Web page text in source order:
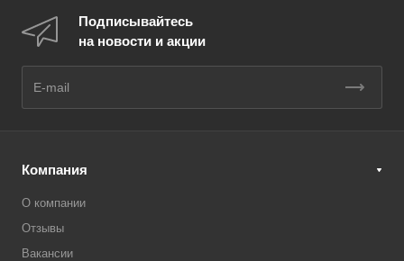
Подписывайтесь
на новости и акции
Компания
О компании
Отзывы
Вакансии